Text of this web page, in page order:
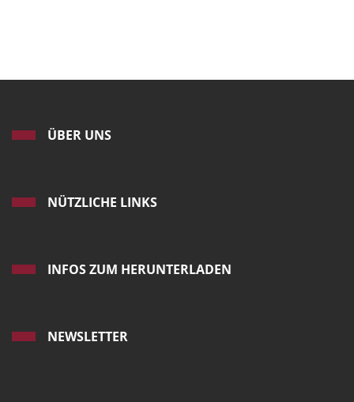
ÜBER UNS
NÜTZLICHE LINKS
INFOS ZUM HERUNTERLADEN
NEWSLETTER